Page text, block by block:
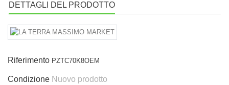
DETTAGLI DEL PRODOTTO
Riferimento PZTC70K8OEM
Condizione Nuovo prodotto